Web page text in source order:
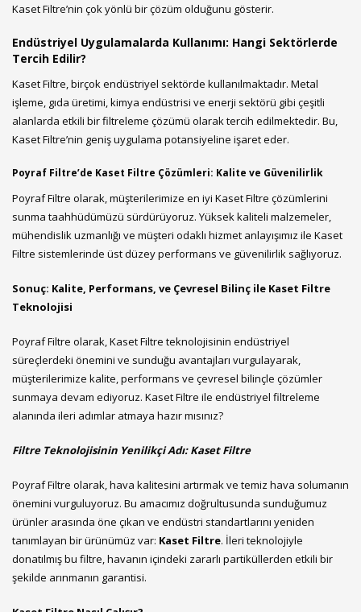
Kaset Filtre’nin çok yönlü bir çözüm olduğunu gösterir.
Endüstriyel Uygulamalarda Kullanımı: Hangi Sektörlerde
Tercih Edilir?
Kaset Filtre, birçok endüstriyel sektörde kullanılmaktadır. Metal
işleme, gıda üretimi, kimya endüstrisi ve enerji sektörü gibi çeşitli
alanlarda etkili bir filtreleme çözümü olarak tercih edilmektedir. Bu,
Kaset Filtre’nin geniş uygulama potansiyeline işaret eder.
Poyraf Filtre’de Kaset Filtre Çözümleri: Kalite ve Güvenilirlik
Poyraf Filtre olarak, müşterilerimize en iyi Kaset Filtre çözümlerini
sunma taahhüdümüzü sürdürüyoruz. Yüksek kaliteli malzemeler,
mühendislik uzmanlığı ve müşteri odaklı hizmet anlayışımız ile Kaset
Filtre sistemlerinde üst düzey performans ve güvenilirlik sağlıyoruz.
Sonuç: Kalite, Performans, ve Çevresel Bilinç ile Kaset Filtre
Teknolojisi
Poyraf Filtre olarak, Kaset Filtre teknolojisinin endüstriyel
süreçlerdeki önemini ve sunduğu avantajları vurgulayarak,
müşterilerimize kalite, performans ve çevresel bilinçle çözümler
sunmaya devam ediyoruz. Kaset Filtre ile endüstriyel filtreleme
alanında ileri adımlar atmaya hazır mısınız?
Filtre Teknolojisinin Yenilikçi Adı: Kaset Filtre
Poyraf Filtre olarak, hava kalitesini artırmak ve temiz hava solumanın
önemini vurguluyoruz. Bu amacımız doğrultusunda sunduğumuz
ürünler arasında öne çıkan ve endüstri standartlarını yeniden
tanımlayan bir ürünümüz var: Kaset Filtre. İleri teknolojiyle
donatılmış bu filtre, havanın içindeki zararlı partiküllerden etkili bir
şekilde arınmanın garantisi.